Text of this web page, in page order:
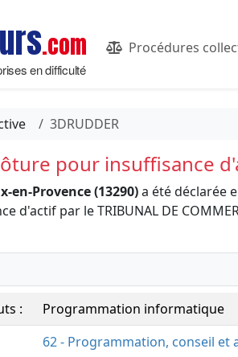
.com
en difficulté
Procédures
3DRUDDER
pour insuffisance
en-Provence (13290)a été déclarée
d'actif par le TRIBUNAL DE
:
Programmation informatique
62 - Programmation, conseil